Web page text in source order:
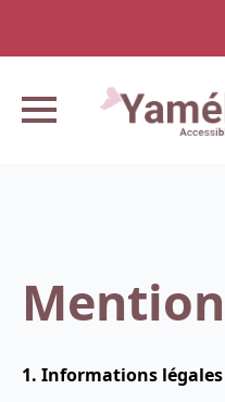
1. Informations légales